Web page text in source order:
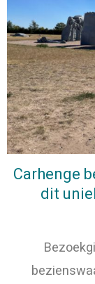
Carhenge
dit